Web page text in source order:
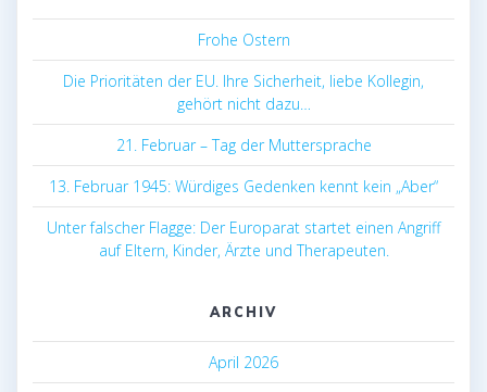
Frohe Ostern
Die Prioritäten der EU. Ihre Sicherheit, liebe Kollegin,
gehört nicht dazu…
21. Februar – Tag der Muttersprache
13. Februar 1945: Würdiges Gedenken kennt kein „Aber“
Unter falscher Flagge: Der Europarat startet einen Angriff
auf Eltern, Kinder, Ärzte und Therapeuten.
ARCHIV
April 2026